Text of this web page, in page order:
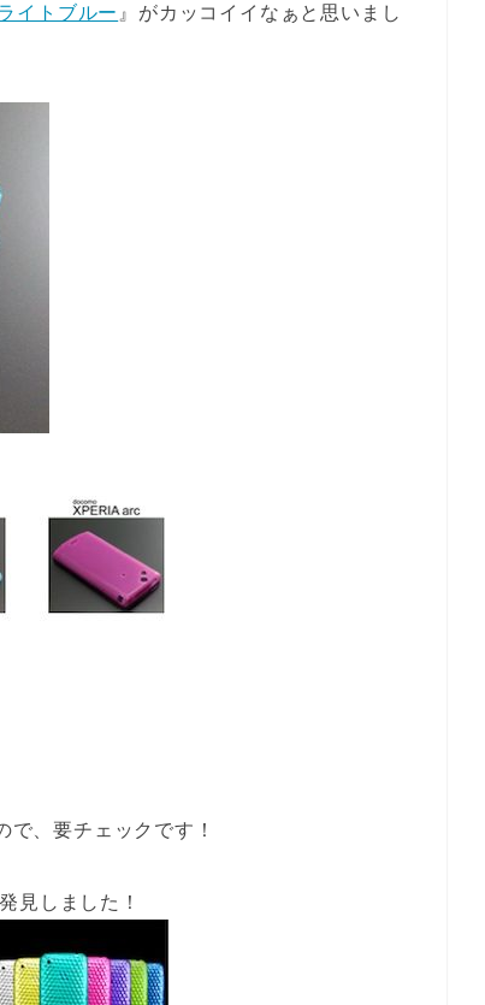
イトブルー 』がカッコイイなぁと思いまし
で、要チェックです！
見しました！